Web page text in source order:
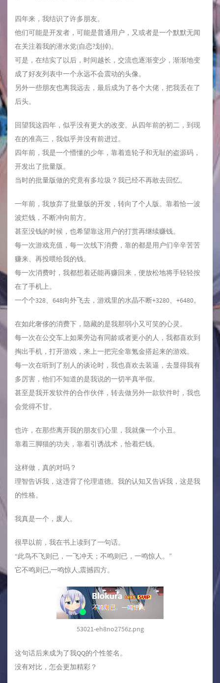
四年来，我结识了许多朋友。
他们可能是开发者，可能是普通用户，又或者是一个默默无闻
在关注着我的潜水党(自恋?划掉)。
可是，在结实了以后，时间越长，交流也逐渐变少，渐渐地变
成了好友列表中一个永远不会震动的头像。
另外一些朋友也离我远去，最后成为了各个大佬，把我丢在了
后头。
回望我这四年，似乎没有更大的改变。从四年前的初二，到现
在的准高三，我似乎并没有前进过。
四年前，我是一个懵懂的少年，靠着造轮子和无耻的盗源码，
开发出了批量版。
当时的批量版做的究竟有多垃圾？我已经不再敢去回忆。
一年前，我放弃了批量版的开发，转向了个人版。靠着恰一波
波烂钱，不断冲向前方。
甚至没钱的时候，也希望靠这用户的打赏再继续赚钱。
每一次游戏充值，每一次线下消费，靠的都是用户们辛辛苦苦
赚来、再投喂给我的钱。
每一次消费时，我都想着还能再赚回来，便放松地将手轻轻按
在了手机上。
一个个328、648向外飞去，游戏里的水晶不断+3280、+6480。
在如此奢侈的消费下，隐藏的是我那弱小又可笑的心灵。
每一次在公交车上如果旁边有同龄或者更小的人，我都喜欢到
掏出手机，打开游戏，来上一把完全靠氪金搭起来的游戏。
每一次在听到了别人的谈论时，我也喜欢去装逼，去显得我有
多厉害，他们不知道的是我说的一切半真半假。
甚至是我开发软件的合作伙伴，转去做另外一款软件时，我也
会觉得不甘。
也许，在那些离开我的朋友们心里，我就像一个小丑。
靠着三脚猫的功夫，靠着引诱战术，恰着烂钱。
这样做，真的对吗？
理智告诉我，这违背了伦理道德。我的认知又告诉我，这是我
的性格。
我真是一个，废人。
很早以前，我在书上读到了一句话。
“此鸟不飞则已，一飞冲天；不鸣则已，一鸣惊人。”
它不鸣则已,一鸣惊人,震撼四方。
53021-eh8no2756z.png
这句话后来成为了我QQ的个性签名。
没有对比，怎会更加精彩？